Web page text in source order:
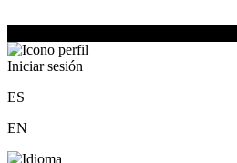
Iniciar sesión
ES
EN